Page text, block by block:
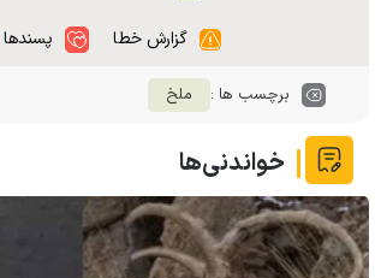
گزارش خطا
برچسب ها : ملخ
خواندنی‌ها